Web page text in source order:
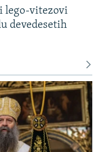
lego-vitezovi
devedesetih